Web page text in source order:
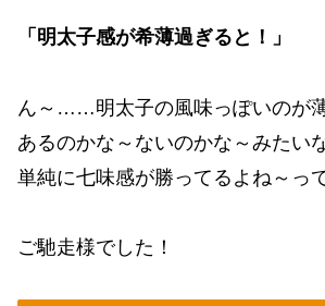
「明太子感が希薄過ぎると！」
ん～……明太子の風味っぽいのが
あるのかな～ないのかな～みたい
単純に七味感が勝ってるよね～って
ご馳走様でした！